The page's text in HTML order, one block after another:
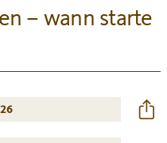
– wann starte